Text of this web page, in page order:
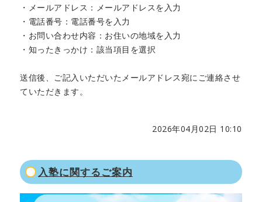
・メールアドレス：メールアドレスを入力
・電話番号：電話番号を入力
・お問い合わせ内容：お住いの地域を入力
・知ったきっかけ：該当項目を選択
送信後、ご記入いただいたメールアドレス宛にご連絡させ
ていただきます。
2026年04月02日 10:10
入塾に関するご案内